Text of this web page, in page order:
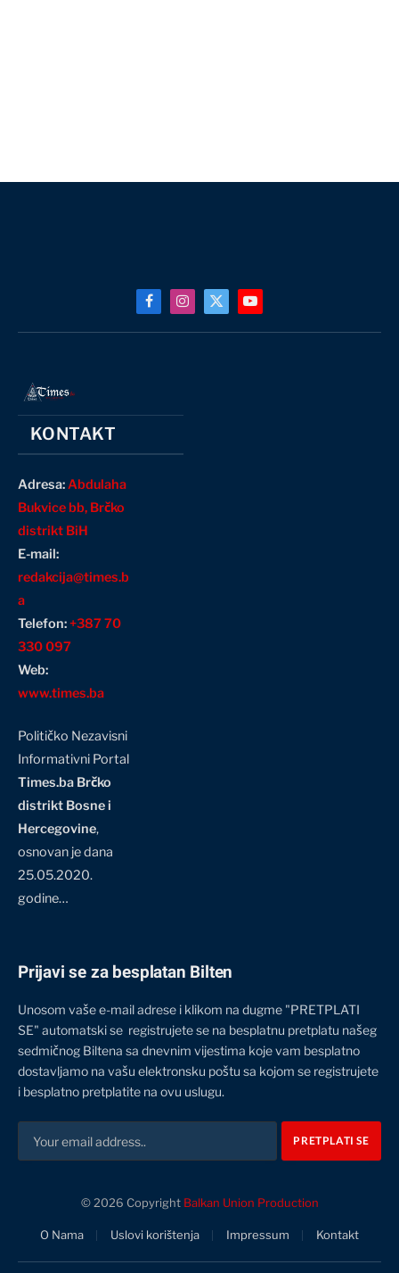
FacebookInstagram
X
YouTube
KONTAKT
Adresa:Abdulaha
Bukvice bb, Brčko
distrikt BiH
E-mail:
redakcija@times.b
a
Telefon:+387 70
330 097
Web:
www.times.ba
Političko Nezavisni
Informativni Portal
Times.ba Brčko
distrikt Bosne i
Hercegovine,
osnovan je dana
25.05.2020.
godine…
Prijavi se za besplatan Bilten
Unosom vaše e-mail adrese i klikom na dugme "PRETPLATI
SE" automatski se registrujete se na besplatnu pretplatu našeg
sedmičnog Biltena sa dnevnim vijestima koje vam besplatno
dostavljamo na vašu elektronsku poštu sa kojom se registrujete
i besplatno pretplatite na ovu uslugu.
© 2026 Copyright Balkan Union Production
O Nama Uslovi korištenja Impressum Kontakt